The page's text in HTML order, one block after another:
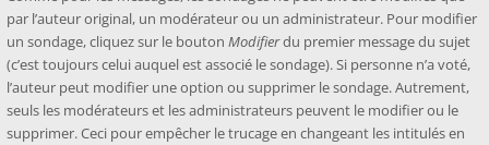
par l’auteur original, un modérateur ou un administrateur. Pour modifier
un sondage, cliquez sur le bouton Modifierdu premier message du sujet
(c’est toujours celui auquel est associé le sondage). Si personne n’a voté,
l’auteur peut modifier une option ou supprimer le sondage. Autrement,
seuls les modérateurs et les administrateurs peuvent le modifier ou le
supprimer. Ceci pour empêcher le trucage en changeant les intitulés en